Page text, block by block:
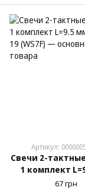
Артикул:
Свечи 2-тактные
1 комплект
ключ 1967 грн